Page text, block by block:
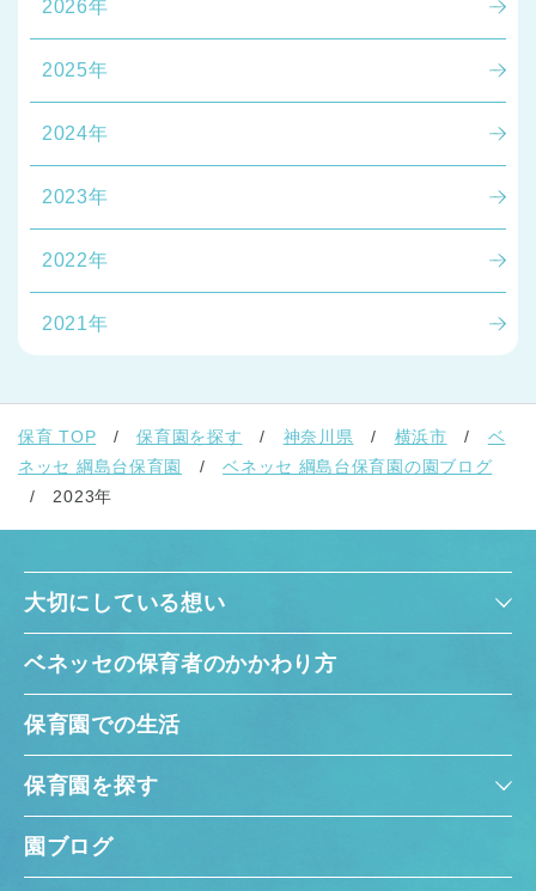
2026年
2025年
2024年
2023年
2022年
2021年
保育 TOP 保育園を探す 神奈川県 横浜市
ベ
ネッセ 綱島台保育園
ベネッセ 綱島台保育園の園ブログ
2023年
大切にしている想い
ベネッセの保育者のかかわり方
保育園での生活
保育園を探す
園ブログ